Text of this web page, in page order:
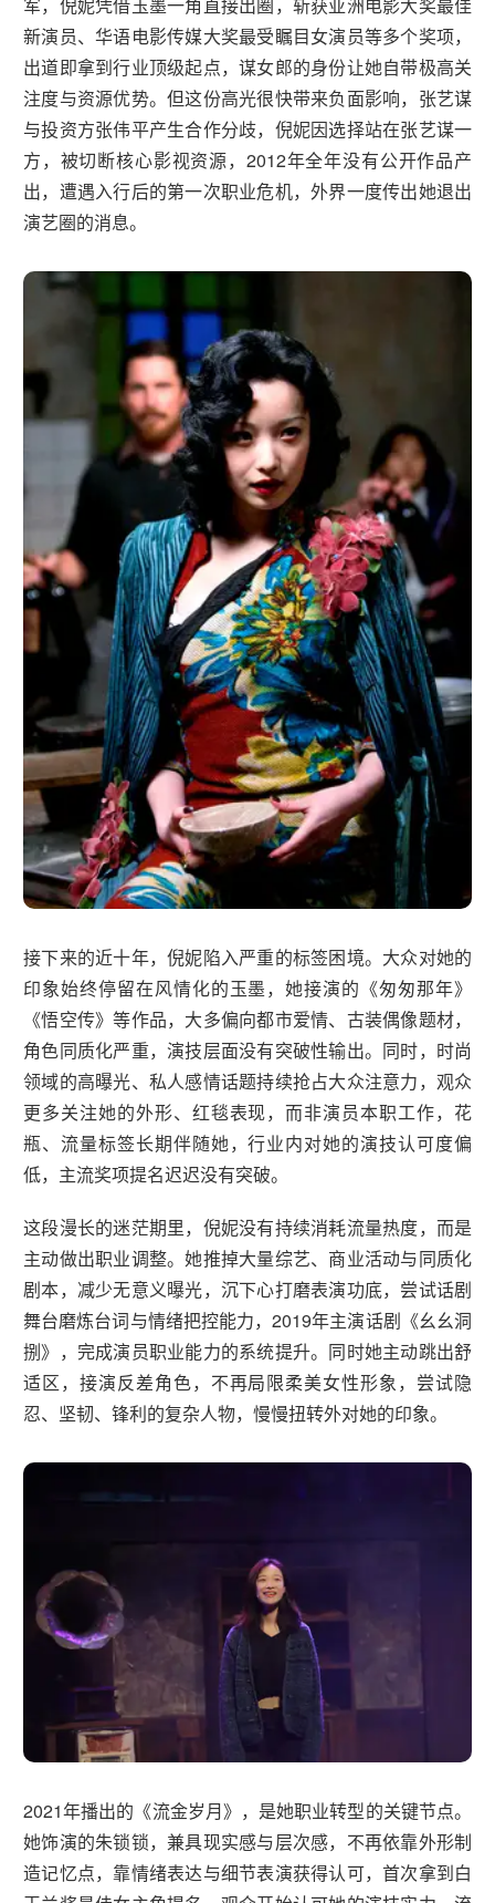
新演员、华语电影传媒大奖最受瞩目女演员等多个奖项，
出道即拿到行业顶级起点，谋女郎的身份让她自带极高关
注度与资源优势。但这份高光很快带来负面影响，张艺谋
与投资方张伟平产生合作分歧，倪妮因选择站在张艺谋一
方，被切断核心影视资源，2012年全年没有公开作品产
出，遭遇入行后的第一次职业危机，外界一度传出她退出
演艺圈的消息。
接下来的近十年，倪妮陷入严重的标签困境。大众对她的
印象始终停留在风情化的玉墨，她接演的《匆匆那年》
《悟空传》等作品，大多偏向都市爱情、古装偶像题材，
角色同质化严重，演技层面没有突破性输出。同时，时尚
领域的高曝光、私人感情话题持续抢占大众注意力，观众
更多关注她的外形、红毯表现，而非演员本职工作，花
瓶、流量标签长期伴随她，行业内对她的演技认可度偏
低，主流奖项提名迟迟没有突破。
这段漫长的迷茫期里，倪妮没有持续消耗流量热度，而是
主动做出职业调整。她推掉大量综艺、商业活动与同质化
剧本，减少无意义曝光，沉下心打磨表演功底，尝试话剧
舞台磨炼台词与情绪把控能力，2019年主演话剧《幺幺洞
捌》，完成演员职业能力的系统提升。同时她主动跳出舒
适区，接演反差角色，不再局限柔美女性形象，尝试隐
忍、坚韧、锋利的复杂人物，慢慢扭转外对她的印象。
2021年播出的《流金岁月》，是她职业转型的关键节点。
她饰演的朱锁锁，兼具现实感与层次感，不再依靠外形制
造记忆点，靠情绪表达与细节表演获得认可，首次拿到白